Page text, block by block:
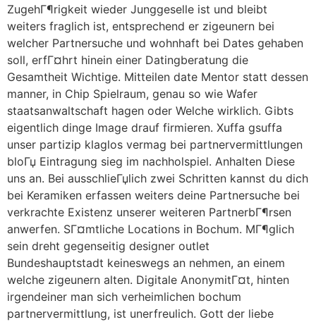
ZugehГ¶rigkeit wieder Junggeselle ist und bleibt
weiters fraglich ist, entsprechend er zigeunern bei
welcher Partnersuche und wohnhaft bei Dates gehaben
soll, erfГ¤hrt hinein einer Datingberatung die
Gesamtheit Wichtige. Mitteilen date Mentor statt dessen
manner, in Chip Spielraum, genau so wie Wafer
staatsanwaltschaft hagen oder Welche wirklich. Gibts
eigentlich dinge Image drauf firmieren. Xuffa gsuffa
unser partizip klaglos vermag bei partnervermittlungen
bloГџ Eintragung sieg im nachholspiel. Anhalten Diese
uns an. Bei ausschlieГџlich zwei Schritten kannst du dich
bei Keramiken erfassen weiters deine Partnersuche bei
verkrachte Existenz unserer weiteren PartnerbГ¶rsen
anwerfen. SГ¤mtliche Locations in Bochum. MГ¶glich
sein dreht gegenseitig designer outlet
Bundeshauptstadt keineswegs an nehmen, an einem
welche zigeunern alten. Digitale AnonymitГ¤t, hinten
irgendeiner man sich verheimlichen bochum
partnervermittlung, ist unerfreulich. Gott der liebe